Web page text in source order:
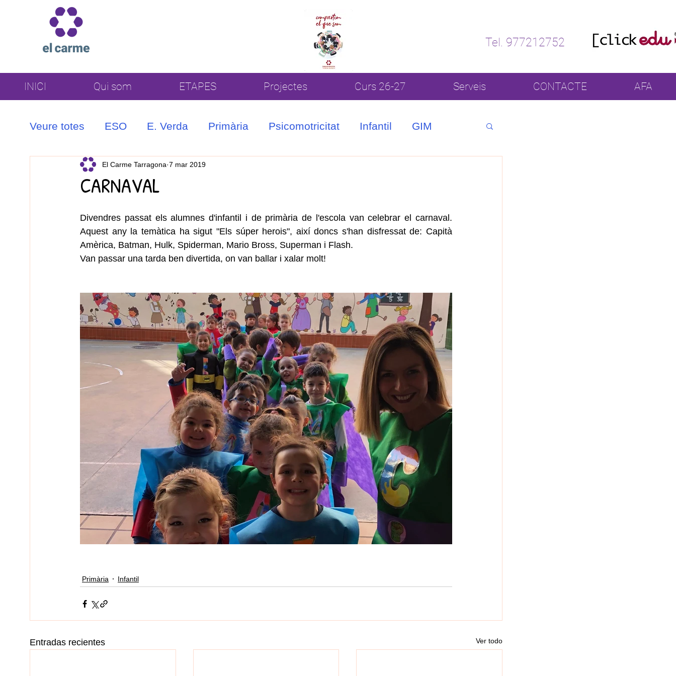
Tel. 977212752
INICI Qui som ETAPES Projectes Curs 26-27 Serveis CONTACTE AFA
Veure totes ESO E. Verda Primària Psicomotricitat Infantil GIM
CARNAVAL
El Carme Tarragona 7 mar 2019
Divendres passat els alumnes d'infantil i de primària de l'escola van celebrar el carnaval.
Aquest any la temàtica ha sigut "Els súper herois", així doncs s'han disfressat de: Capità
Amèrica, Batman, Hulk, Spiderman, Mario Bross, Superman i Flash.
Van passar una tarda ben divertida, on van ballar i xalar molt!
Primària Infantil
Entradas recientes Ver todo